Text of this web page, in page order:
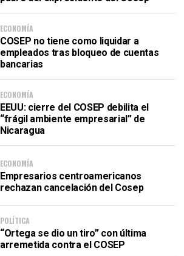
ECONOMÍA
COSEP no tiene como liquidar a
empleados tras bloqueo de cuentas
bancarias
ECONOMÍA
EEUU: cierre del COSEP debilita el
“frágil ambiente empresarial” de
Nicaragua
ECONOMÍA
Empresarios centroamericanos
rechazan cancelación del Cosep
POLÍTICA
“Ortega se dio un tiro” con última
arremetida contra el COSEP